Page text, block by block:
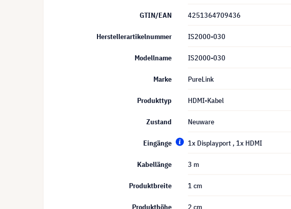
GTIN/EAN 4251364709436
Herstellerartikelnummer IS2000-030
Modellname IS2000-030
Marke PureLink
Produkttyp HDMI-Kabel
Zustand Neuware
Eingänge 1x Displayport , 1x HDMI
Kabellänge 3 m
Produktbreite 1 cm
Produkthöhe 2 cm